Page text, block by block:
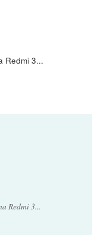
Redmi 3...
Redmi 3...